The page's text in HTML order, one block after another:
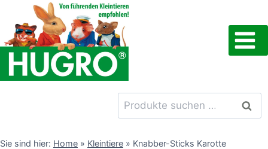
Inhalt
springen
Suchen
nach:
Sie sind hier: Home » Kleintiere » Knabber-Sticks Karotte